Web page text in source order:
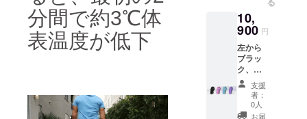
分間で約3℃体
表温度が低下
ミント
オイル1
本送
料：
1,100円
10,
900 円
左から
ブラッ
ク、ピ
ンク、
スカイ
ルー、
支援
者：
0人
お届